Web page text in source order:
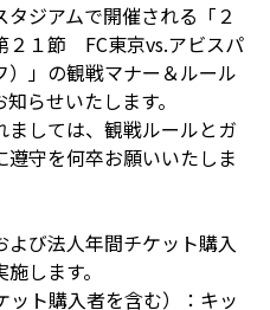
ジアムで開催される「２
２１節 FC東京vs.アビスパ
」の観戦マナー＆ルール
らせいたします。
しては、観戦ルールとガ
守を何卒お願いいたしま
よび法人年間チケット購入
します。
ット購入者を含む）：キッ